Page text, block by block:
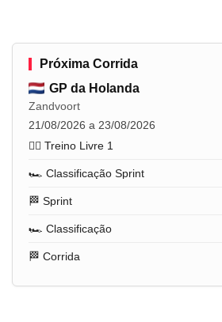
Próxima Corrida
GP da Holanda
Zandvoort
21/08/2026 a 23/08/2026
🏋️‍♂️ Treino Livre 1
🏎️ Classificação Sprint
🏁 Sprint
🏎️ Classificação
🏁 Corrida